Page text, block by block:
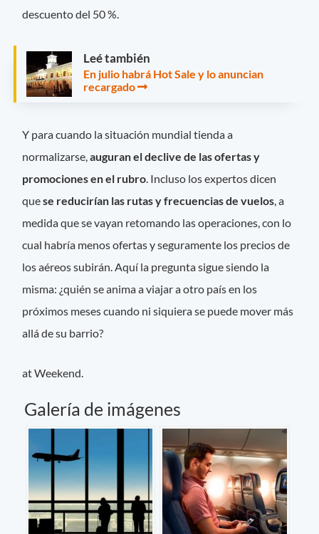
descuento del 50 %.
Leé también
En julio habrá Hot Sale y lo anuncian
recargado
Y para cuando la situación mundial tienda a
normalizarse,auguran el declive de las ofertas y
promociones en el rubro. Incluso los expertos dicen
quese reducirían las rutas y frecuencias de vuelos, a
medida que se vayan retomando las operaciones, con lo
cual habría menos ofertas y seguramente los precios de
los aéreos subirán. Aquí la pregunta sigue siendo la
misma: ¿quién se anima a viajar a otro país en los
próximos meses cuando ni siquiera se puede mover más
allá de su barrio?
at Weekend.
Galería de imágenes